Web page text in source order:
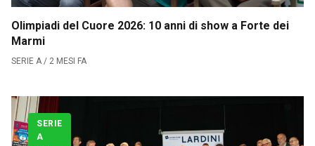
Olimpiadi del Cuore 2026: 10 anni di show a Forte dei
Marmi
SERIE A / 2 MESI FA
SERIE
A